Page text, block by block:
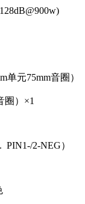
元75mm音圈）
）×1
2-NEG）